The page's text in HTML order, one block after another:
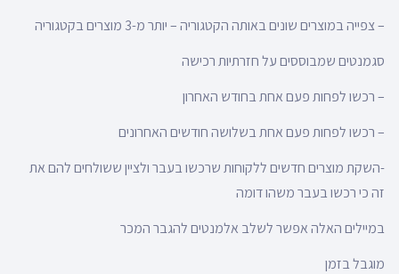
– צפייה במוצרים שונים באותה הקטגוריה – יותר מ-3 מוצרים בקטגוריה
סגמנטים שמבוססים על חזרתיות רכישה
– רכשו לפחות פעם אחת בחודש האחרון
– רכשו לפחות פעם אחת בשלושה חודשים האחרונים
-השקת מוצרים חדשים ללקוחות שרכשו בעבר ולציין ששולחים להם את
זה כי רכשו בעבר משהו דומה
במיילים האלה אפשר לשלב אלמנטים להגבר המכר
מוגבל בזמן